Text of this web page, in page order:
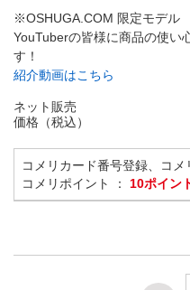
※OSHUGA.COM 限定モデル
YouTuberの皆様に商品の使い
す！
紹介動画はこちら
ネット販売
価格（税込）
コメリカード番号登録、コ
コメリポイント ： 10ポイン